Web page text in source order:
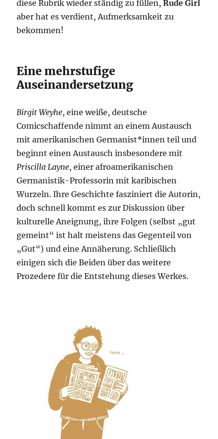
diese Rubrik wieder ständig zu füllen,Rude Girl
aber hat es verdient, Aufmerksamkeit zu
bekommen!
Eine mehrstufige
Auseinandersetzung
Birgit Weyhe, eine weiße, deutsche
Comicschaffende nimmt an einem Austausch
mit amerikanischen Germanist*innen teil und
beginnt einen Austausch insbesondere mit
Priscilla Layne, einer afroamerikanischen
Germanistik-Professorin mit karibischen
Wurzeln. Ihre Geschichte fasziniert die Autorin,
doch schnell kommt es zur Diskussion über
kulturelle Aneignung, ihre Folgen (selbst „gut
gemeint“ ist halt meistens das Gegenteil von
„Gut“) und eine Annäherung. Schließlich
einigen sich die Beiden über das weitere
Prozedere für die Entstehung dieses Werkes.